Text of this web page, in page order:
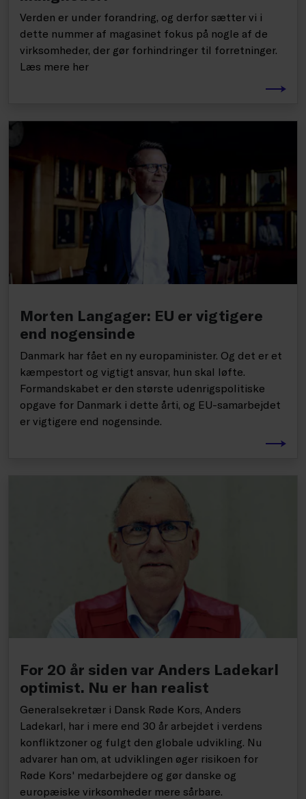
Verden er under forandring, og derfor sætter vi i
dette nummer af magasinet fokus på nogle af de
virksomheder, der gør forhindringer til forretninger.
Læs mere her
Morten Langager: EU er vigtigere
end nogensinde
Danmark har fået en ny europaminister. Og det er et
kæmpestort og vigtigt ansvar, hun skal løfte.
Formandskabet er den største udenrigspolitiske
opgave for Danmark i dette årti, og EU-samarbejdet
er vigtigere end nogensinde.
For 20 år siden var Anders Ladekarl
optimist. Nu er han realist
Generalsekretær i Dansk Røde Kors, Anders
Ladekarl, har i mere end 30 år arbejdet i verdens
konfliktzoner og fulgt den globale udvikling. Nu
advarer han om, at udviklingen øger risikoen for
Røde Kors' medarbejdere og gør danske og
europæiske virksomheder mere sårbare.